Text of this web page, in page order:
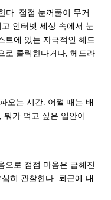
다. 점점 눈꺼풀이 무거
인터넷 세상 속에서 눈
트에 있는 자극적인 헤드
로 클릭한다거나, 헤드라
오는 시간. 어쩔 때는 배
가 먹고 싶은 입안이
으로 점점 마음은 급해진
히 관찰한다. 퇴근에 대